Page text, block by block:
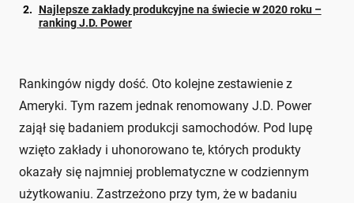
Najlepsze zakłady produkcyjne na świecie w 2020 roku –
ranking J.D. Power
Rankingów nigdy dość. Oto kolejne zestawienie z
Ameryki. Tym razem jednak renomowany J.D. Power
zajął się badaniem produkcji samochodów. Pod lupę
wzięto zakłady i uhonorowano te, których produkty
okazały się najmniej problematyczne w codziennym
użytkowaniu. Zastrzeżono przy tym, że w badaniu